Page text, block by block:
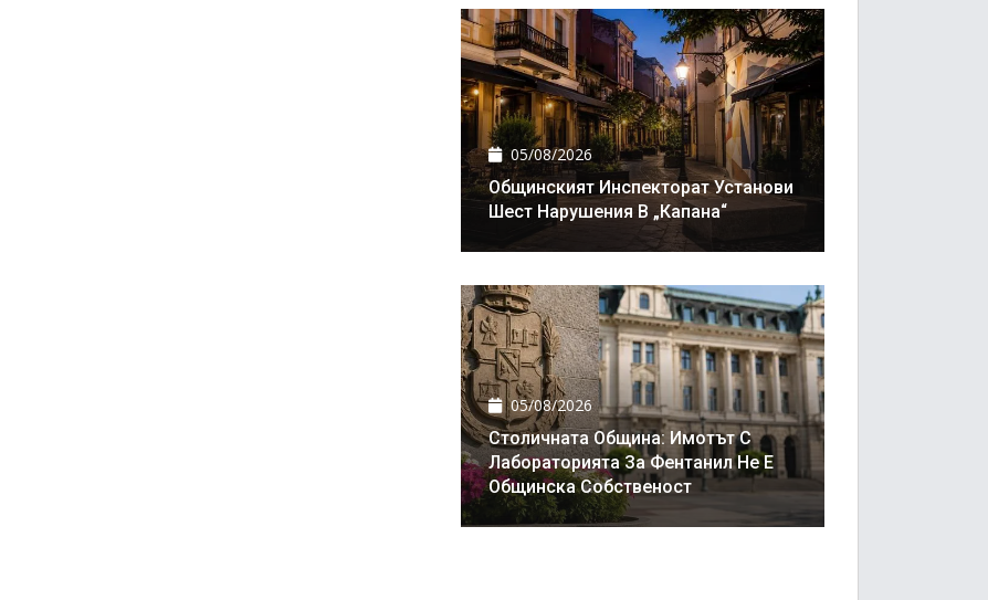
05/08/2026
Общинският Инспекторат Установи
Шест Нарушения В „Капана“
05/08/2026
Столичната Община: Имотът С
Лабораторията За Фентанил Не Е
Общинска Собственост